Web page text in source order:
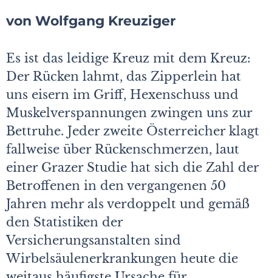
von Wolfgang Kreuziger
Es ist das leidige Kreuz mit dem Kreuz:
Der Rücken lahmt, das Zipperlein hat
uns eisern im Griff, Hexenschuss und
Muskelverspannungen zwingen uns zur
Bettruhe. Jeder zweite Österreicher klagt
fallweise über Rückenschmerzen, laut
einer Grazer Studie hat sich die Zahl der
Betroffenen in den vergangenen 50
Jahren mehr als verdoppelt und gemäß
den Statistiken der
Versicherungsanstalten sind
Wirbelsäulenerkrankungen heute die